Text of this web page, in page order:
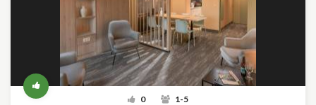
0 1-5